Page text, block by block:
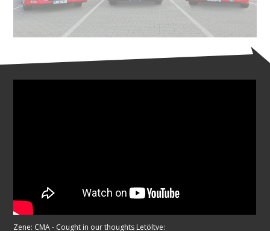
Zene: CMA - Cought in our thoughts Letöltve: